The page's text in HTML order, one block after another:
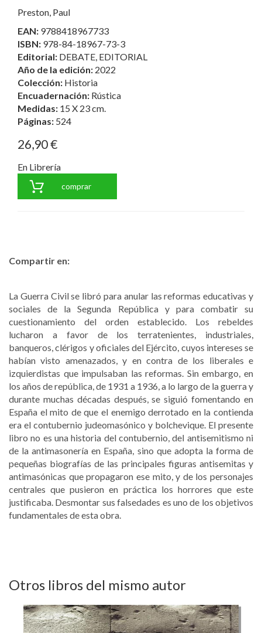
Preston, Paul
EAN: 9788418967733
ISBN: 978-84-18967-73-3
Editorial: DEBATE, EDITORIAL
Año de la edición: 2022
Colección: Historia
Encuadernación: Rústica
Medidas: 15 X 23 cm.
Páginas: 524
26,90 €
En Librería
comprar
Compartir en:
La Guerra Civil se libró para anular las reformas educativas y
sociales de la Segunda República y para combatir su
cuestionamiento del orden establecido. Los rebeldes
lucharon a favor de los terratenientes, industriales,
banqueros, clérigos y oficiales del Ejército, cuyos intereses se
habían visto amenazados, y en contra de los liberales e
izquierdistas que impulsaban las reformas. Sin embargo, en
los años de república, de 1931 a 1936, a lo largo de la guerra y
durante muchas décadas después, se siguió fomentando en
España el mito de que el enemigo derrotado en la contienda
era el contubernio judeomasónico y bolchevique. El presente
libro no es una historia del contubernio, del antisemitismo ni
de la antimasonería en España, sino que adopta la forma de
pequeñas biografías de las principales figuras antisemitas y
antimasónicas que propagaron ese mito, y de los personajes
centrales que pusieron en práctica los horrores que este
justificaba. Desmontar sus falsedades es uno de los objetivos
fundamentales de esta obra.
Otros libros del mismo autor